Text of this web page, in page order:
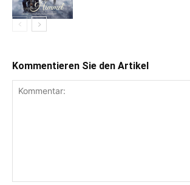
Kommentieren Sie den Artikel